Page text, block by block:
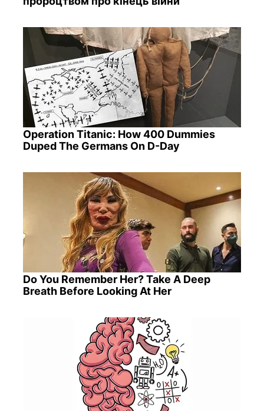
Operation Titanic: How 400 Dummies
Duped The Germans On D-Day
Do You Remember Her? Take A Deep
Breath Before Looking At Her